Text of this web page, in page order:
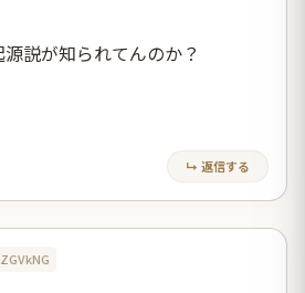
説が知られてんのか？
↳ 返信する